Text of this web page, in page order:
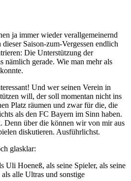
ja immer wieder verallgemeinernd
Saison-zum-Vergessen endlich
Die Unterstützung der
nämlich gerade. Wie man mehr als
Und wer seinen Verein in
will, der soll momentan nicht ins
Platz räumen und zwar für die, die
als den FC Bayern im Sinn haben.
Denn über die können wir von mir aus
diskutieren. Ausführlichst.
glasklar:
Uli Hoeneß, als seine Spieler, als seine
alle Ultras und sonstige